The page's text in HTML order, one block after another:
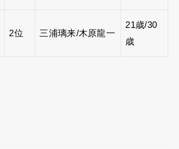
2位 三浦璃来/木原龍一
21歳/30
歳